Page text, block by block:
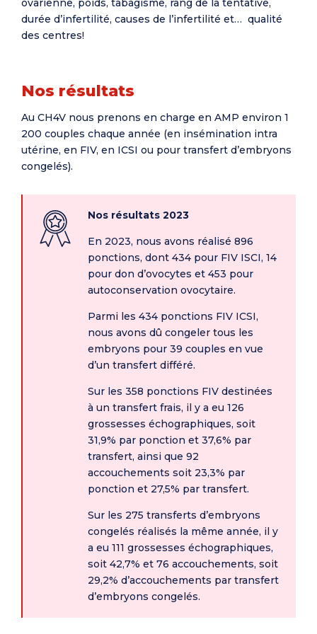
ovarienne, poids, tabagisme, rang de la tentative,
durée d’infertilité, causes de l’infertilité et… qualité
des centres!
Nos résultats
Au CH4V nous prenons en charge en AMP environ 1
200 couples chaque année (en insémination intra
utérine, en FIV, en ICSI ou pour transfert d’embryons
congelés).
Nos résultats 2023
En 2023, nous avons réalisé 896
ponctions, dont 434 pour FIV ISCI, 14
pour don d’ovocytes et 453 pour
autoconservation ovocytaire.
Parmi les 434 ponctions FIV ICSI,
nous avons dû congeler tous les
embryons pour 39 couples en vue
d’un transfert différé.
Sur les 358 ponctions FIV destinées
à un transfert frais, il y a eu 126
grossesses échographiques, soit
31,9% par ponction et 37,6% par
transfert, ainsi que 92
accouchements soit 23,3% par
ponction et 27,5% par transfert.
Sur les 275 transferts d’embryons
congelés réalisés la même année, il y
a eu 111 grossesses échographiques,
soit 42,7% et 76 accouchements, soit
29,2% d’accouchements par transfert
d’embryons congelés.